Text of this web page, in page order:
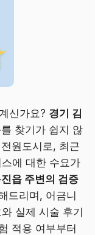
신가요? 경기 김
찾기가 쉽지 않
원도시로, 최근
에 대한 수요가
읍 주변의 검증
드리며, 어금니
실제 시술 후기
적용 여부부터